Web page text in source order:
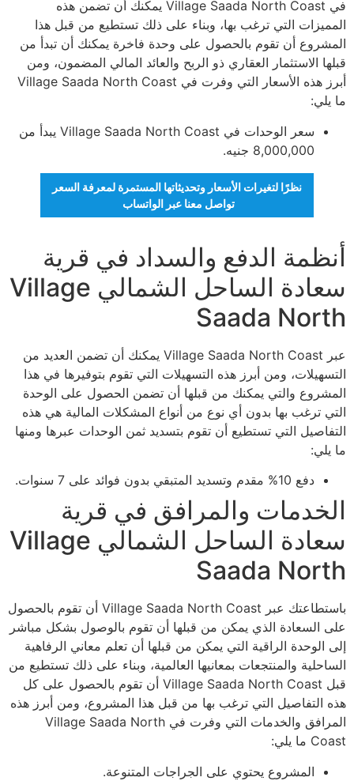
في Village Saada North Coast يمكنك أن تضمن هذه
المميزات التي ترغب بها، وبناء على ذلك تستطيع من قبل هذا
المشروع أن تقوم بالحصول على وحدة فاخرة يمكنك أن تبدأ من
قبلها الاستثمار العقاري ذو الربح والعائد المالي المضمون، ومن
أبرز هذه الأسعار التي وفرت في Village Saada North Coast
ما يلي:
سعر الوحدات في Village Saada North Coast يبدأ من
8,000,000 جنيه.
نظرًا لتغيرات الأسعار وتحديثاتها المستمرة لمعرفة السعر
تواصل معنا عبر الواتساب
أنظمة الدفع والسداد في قرية
سعادة الساحل الشمالي Village
Saada North
عبر Village Saada North Coast يمكنك أن تضمن العديد من
التسهيلات، ومن أبرز هذه التسهيلات التي تقوم بتوفيرها في هذا
المشروع والتي يمكنك من قبلها أن تضمن الحصول على الوحدة
التي ترغب بها بدون أي نوع من أنواع المشكلات المالية هي هذه
التفاصيل التي تستطيع أن تقوم بتسديد ثمن الوحدات عبرها ومنها
ما يلي:
دفع 10% مقدم وتسديد المتبقي بدون فوائد على 7 سنوات.
الخدمات والمرافق في قرية
سعادة الساحل الشمالي Village
Saada North
باستطاعتك عبر Village Saada North Coast أن تقوم بالحصول
على السعادة الذي يمكن من قبلها أن تقوم بالوصول بشكل مباشر
إلى الوحدة الراقية التي يمكن من قبلها أن تعلم معاني الرفاهية
الساحلية والمنتجعات بمعانيها العالمية، وبناء على ذلك تستطيع من
قبل Village Saada North Coast أن تقوم بالحصول على كل
هذه التفاصيل التي ترغب بها من قبل هذا المشروع، ومن أبرز هذه
المرافق والخدمات التي وفرت في Village Saada North
Coast ما يلي:
المشروع يحتوي على الجراجات المتنوعة.